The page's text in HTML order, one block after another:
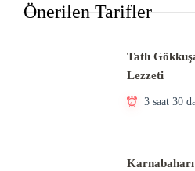
Önerilen Tarifler
Tatlı
Lezzeti
3 saat 30